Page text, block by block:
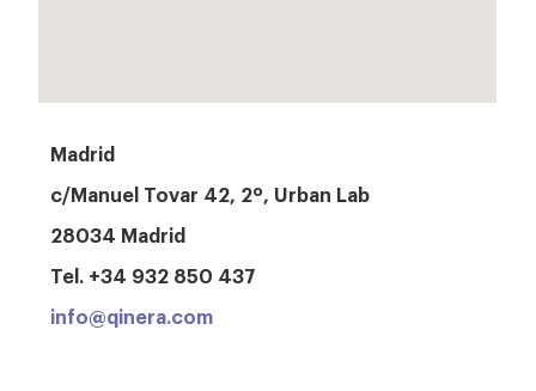
Madrid
c/Manuel Tovar 42, 2º, Urban Lab
28034 Madrid
Tel. +34 932 850 437
info@qinera.com